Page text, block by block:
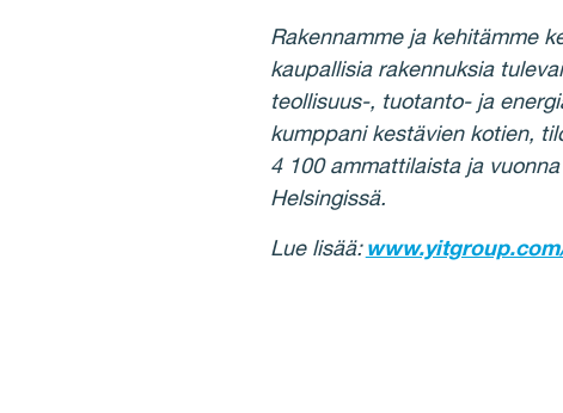
Rakennamme ja kehitämme
kaupallisia rakennuksia
teollisuus-, tuotanto- ja
kumppani kestävien kotien,
4 100 ammattilaista ja
Helsingissä.
Lue lisää: